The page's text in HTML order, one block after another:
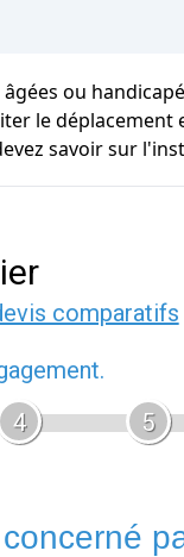
ou
le
savoir sur
comparatifs
4 5